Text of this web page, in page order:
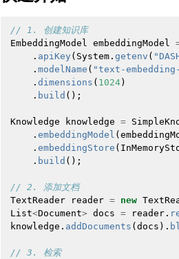
// 1. 创建知识库
EmbeddingModel
embeddingModel
. apiKey ( System . getenv (
. modelName ( "text-
. dimensions ( 1024)
. build ();
Knowledge knowledge =
. embeddingModel (
. embeddingStore (
. build ();
// 2. 添加文档
TextReader
reader = new
List<Document> docs = reader .
knowledge . addDocuments (docs ).
// 3. 检索